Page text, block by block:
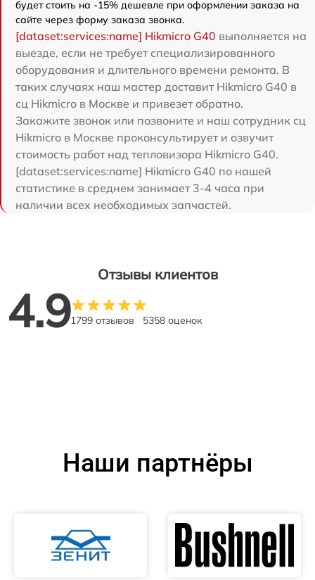
будет стоить на -15% дешевле при оформлении заказа на
сайте через форму заказа звонка.
[dataset:services:name] Hikmicro G40 выполняется на
выезде, если не требует специализированного
оборудования и длительного времени ремонта. В
таких случаях наш мастер доставит Hikmicro G40 в
сц Hikmicro в Москве и привезет обратно.
Закажите звонок или позвоните и наш сотрудник сц
Hikmicro в Москве проконсультирует и озвучит
стоимость работ над тепловизора Hikmicro G40.
[dataset:services:name] Hikmicro G40 по нашей
статистике в среднем занимает 3-4 часа при
наличии всех необходимых запчастей.
Отзывы клиентов
4.91799 отзывов 5358 оценок
Наши партнёры